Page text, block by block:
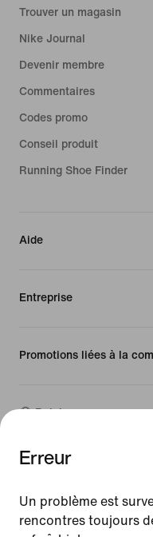
Update your location?
Erreur
Un problème est
rencontres toujours
Trouver un magasin
Nike Journal
Devenir membre
Commentaires
Codes promo
Conseil produit
Running Shoe Finder
Aide
Entreprise
Promotions liées à la
Belgique
Conditions d'utilisation
Conditions générales de